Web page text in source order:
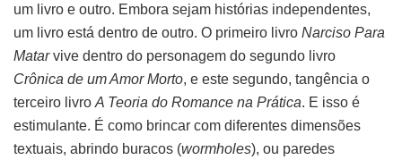
um livro e outro. Embora sejam histórias independentes,
um livro está dentro de outro. O primeiro livro Narciso Para
Matarvive dentro do personagem do segundo livro
Crônica de um Amor Morto, e este segundo, tangência o
terceiro livro A Teoria do Romance na Prática. E isso é
estimulante. É como brincar com diferentes dimensões
textuais, abrindo buracos (wormholes), ou paredes